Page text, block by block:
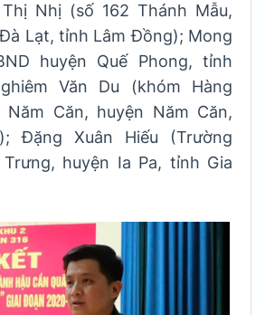
Nhị (số 162 Thánh Mẫu,
Lạt, tỉnh Lâm Đồng); Mong
huyện Quế Phong, tỉnh
Văn Du (khóm Hàng
Căn, huyện Năm Căn,
Đặng Xuân Hiếu (Trường
Trưng, huyện Ia Pa, tỉnh Gia